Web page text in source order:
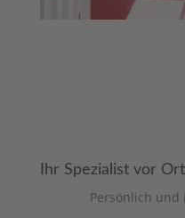
Ihr Spezialist vor Ort
Persönlich